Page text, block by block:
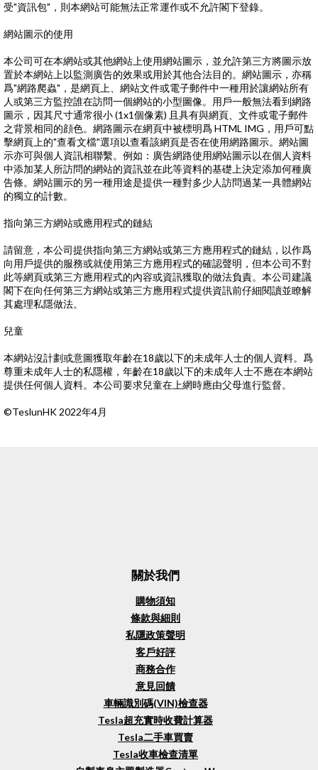
受"資訊包"，則本網站可能無法正常運作或不允許閣下登錄。
網站圖示的使用
本公司可在本網站或其他網站上使用網站圖示，並允許第三方將圖示放
置於本網站上以監測廣告的效果或用於其他合法目的。網站圖示，亦稱
爲"網路爬蟲"，是網頁上、網站文件或電子郵件中一種用於讓網站所有
人或第三方監控誰在訪問一個網站的小型圖像。用戶一般無法看到網路
圖示，因其尺寸通常很小 (1x1個像素) 且具有與網頁、文件或電子郵件
之背景相同的顔色。網路圖示在網頁中被標明爲 HTML IMG，用戶可點
擊網頁上的"查看文檔"選項以查看該網頁是否在使用網路圖示。網站圖
示亦可與個人資訊相聯繫。例如：廣告網路使用網站圖示以在個人資料
中添加某人所訪問的網站的資訊並在此等資料的基礎上決定添加何種廣
告條。網站圖示的另一種用途是提供一種對多少人訪問過某一具體網站
的獨立的計數。
指向第三方網站或應用程式的鏈結
請留意，本公司提供指向第三方網站或第三方應用程式的鏈結，以作爲
向用戶提供的服務或就使用第三方應用程式的確認聲明，但本公司不對
此等網頁或第三方應用程式的內容或資訊獲取的做法負責。本公司建議
閣下在向任何第三方網站或第三方應用程式提供資訊前仔細閱讀並瞭解
其處理私隱做法。
兒童
本網站沒計劃或意圖獲取年齡在18歲以下的未成年人士的個人資料。爲
尊重未成年人士的私隱權，年齡在18歲以下的未成年人士不應在本網站
提供任何個人資料。本公司要求兒童在上網時應由父母進行監督。
©TeslunHK 2022年4月
關於我們
購物須知
條款與細則
私隱政策聲明
客戶好評
商務合作
意見回饋
車輛識別碼(VIN)檢查器
Tesla超充實時收費計算器
Tesla二手車買賣
Tesla收車檢查清單